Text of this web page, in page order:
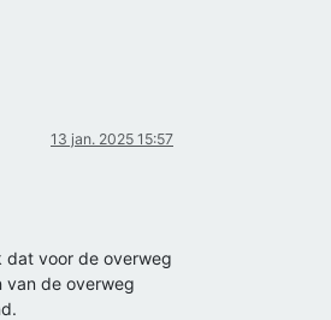
13 jan. 2025 15:57
dat voor de overweg
van de overweg